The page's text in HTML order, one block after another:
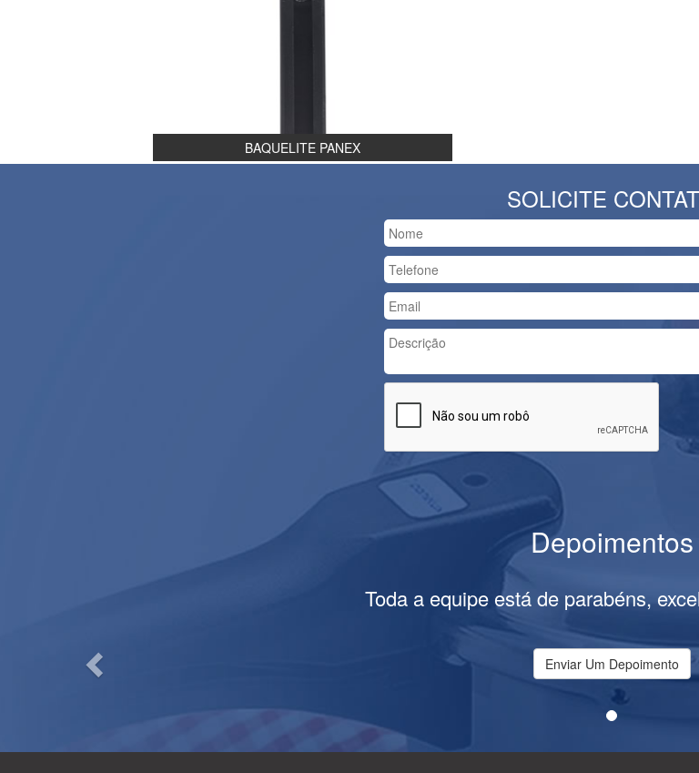
BAQUELITE PANEX
SOLICITE
Depoimentos
Toda a equipe está de parabéns,
Enviar Um Depoimento